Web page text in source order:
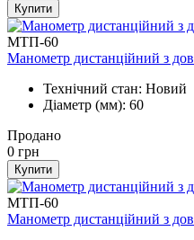
Купити
МТП-60
Манометр дистанційний з
Технічний стан: Новий
Діаметр (мм): 60
Продано
0 грн
Купити
МТП-60
Манометр дистанційний з